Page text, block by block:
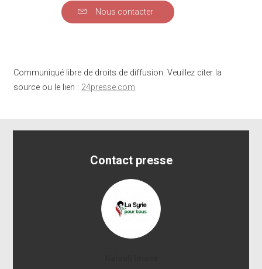
Nous contacter
Communiqué libre de droits de diffusion. Veuillez citer la
source ou le lien : 24presse.com
Contact presse